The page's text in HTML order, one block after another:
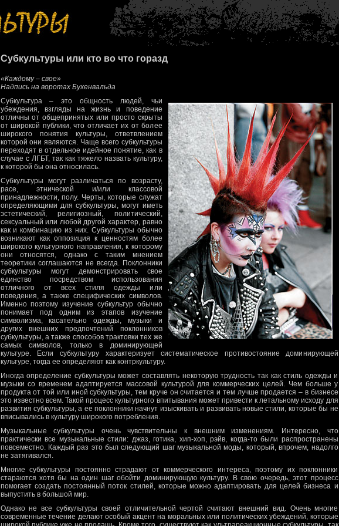
Субкультуры или кто во что горазд
«Каждому – свое»
Надпись на воротах Бухенвальда
Субкультура – это общность людей, чьи
убеждения, взгляды на жизнь и поведение
отличны от общепринятых или просто скрыты
от широкой публики, что отличает их от более
широкого понятия культуры, ответвлением
которой они являются. Чаще всего субкультуры
переходят в отдельное идейное понятие, как в
случае с ЛГБТ, так как тяжело назвать культуру,
к которой бы она относилась.
Субкультуры могут различаться по возрасту,
расе, этнической и/или классовой
принадлежности, полу. Черты, которые служат
определяющими для субкультуры, могут иметь
эстетический, религиозный, политический,
сексуальный или любой другой характер, равно
как и комбинацию из них. Субкультуры обычно
возникают как оппозиция к ценностям более
широкого культурного направления, к которому
они относятся, однако с таким мнением
теоретики соглашаются не всегда. Поклонники
субкультуры могут демонстрировать свое
единство посредством использования
отличного от всех стиля одежды или
поведения, а также специфических символов.
Именно поэтому изучение субкультур обычно
понимает под одним из этапов изучение
символизма, касательно одежды, музыки и
других внешних предпочтений поклонников
субкультуры, а также способов трактовки тех же
самых символов, только в доминирующей
культуре. Если субкультуру характеризует систематическое противостояние доминирующей
культуре, тогда ее определяют как контркультуру.
Иногда определение субкультуры может составлять некоторую трудность так как стиль одежды и
музыки со временем адаптируется массовой культурой для коммерческих целей. Чем больше у
продукта от той или иной субкультуры, тем круче он считается и тем лучше продается – в бизнесе
это известно всем. Такой процесс культурного впитывания может привести к летальному исходу для
развития субкультуры, а ее поклонники начнут изыскивать и развивать новые стили, которые бы не
вписывались в культуру широкого потребления.
Музыкальные субкультуры очень чувствительны к внешним изменениям. Интересно, что
практически все музыкальные стили: джаз, готика, хип-хоп, рэйв, когда-то были распространены
повсеместно. Каждый раз это был следующий шаг музыкальной моды, который, впрочем, надолго
не затягивался.
Многие субкультуры постоянно страдают от коммерческого интереса, поэтому их поклонники
стараются хотя бы на один шаг обойти доминирующую культуру. В свою очередь, этот процесс
помогает создать постоянный поток стилей, которые можно адаптировать для целей бизнеса и
выпустить в большой мир.
Однако не все субкультуры своей отличительной чертой считают внешний вид. Очень многие
современные течение делают особый акцент на моральных или политических убеждений, которые